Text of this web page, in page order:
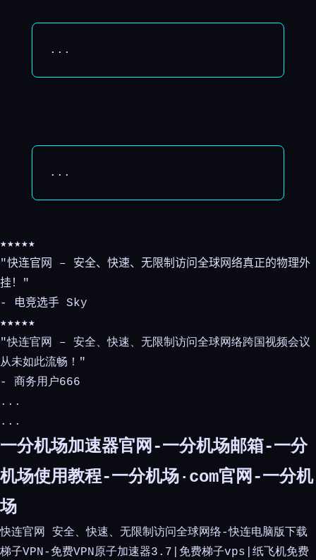
...
...
★★★★★
"快连官网 – 安全、快速、无限制访问全球网络真正的物理外
挂！"
- 电竞选手 Sky
★★★★★
"快连官网 – 安全、快速、无限制访问全球网络跨国视频会议
从未如此流畅！"
- 商务用户666
...
...
一分机场加速器官网-一分机场邮箱-一分
机场使用教程-一分机场·com官网-一分机
场
快连官网 安全、快速、无限制访问全球网络-快连电脑版下载
梯子VPN-免费VPN原子加速器3.7|免费梯子vps|纸飞机免费